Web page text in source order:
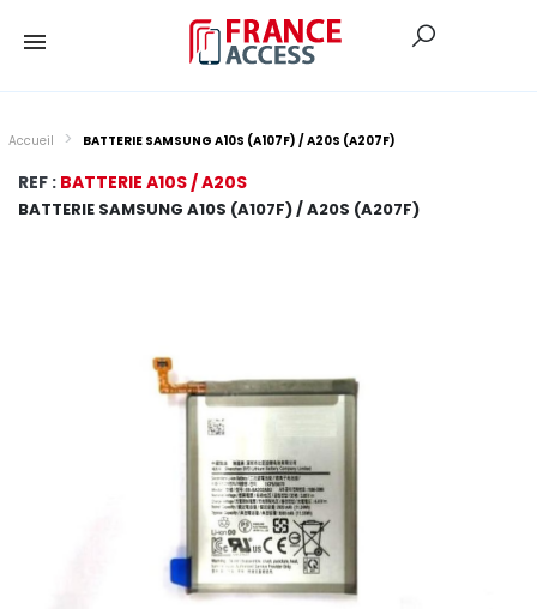
Accueil BATTERIE SAMSUNG A10S (A107F) / A20S (A207F)
REF : BATTERIE A10S / A20S
BATTERIE SAMSUNG A10S (A107F) / A20S (A207F)